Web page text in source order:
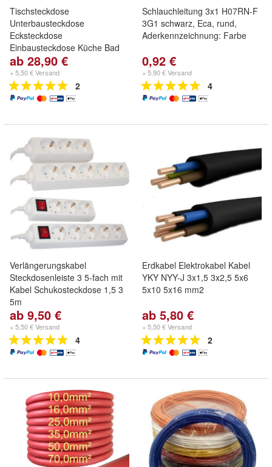
Tischsteckdose
Unterbausteckdose
Ecksteckdose
Einbausteckdose Küche Bad
ab 28,90 €
+ 5,50 € Versand
2
Schlauchleitung 3x1 H07RN-F
3G1 schwarz, Eca, rund,
Aderkennzeichnung: Farbe
0,92 €
+ 5,90 € Versand
4
Verlängerungskabel
Steckdosenleiste 3 5-fach mit
Kabel Schukosteckdose 1,5 3
5m
ab 9,50 €
+ 5,50 € Versand
4
Erdkabel Elektrokabel Kabel
YKY NYY-J 3x1,5 3x2,5 5x6
5x10 5x16 mm2
ab 5,80 €
+ 5,50 € Versand
2